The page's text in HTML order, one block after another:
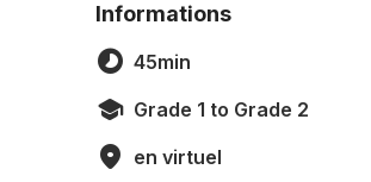
Informations
45min
Grade 1 to Grade 2
en virtuel